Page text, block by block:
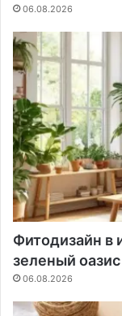
06.08.2026
Фитодизайн в
зеленый
06.08.2026